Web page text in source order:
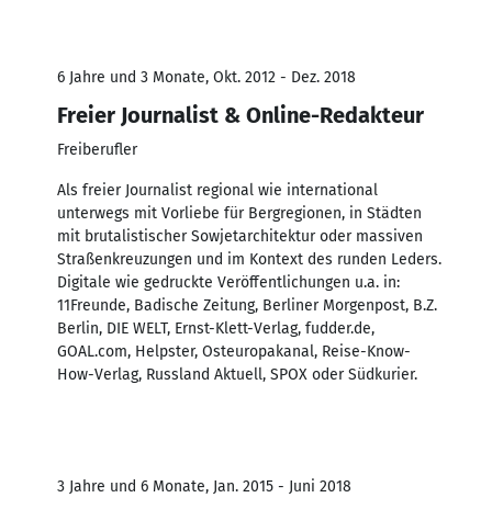
6 Jahre und 3 Monate, Okt. 2012 - Dez. 2018
Freier Journalist & Online-Redakteur
Freiberufler
Als freier Journalist regional wie international
unterwegs mit Vorliebe für Bergregionen, in Städten
mit brutalistischer Sowjetarchitektur oder massiven
Straßenkreuzungen und im Kontext des runden Leders.
Digitale wie gedruckte Veröffentlichungen u.a. in:
11Freunde, Badische Zeitung, Berliner Morgenpost, B.Z.
Berlin, DIE WELT, Ernst-Klett-Verlag, fudder.de,
GOAL.com, Helpster, Osteuropakanal, Reise-Know-
How-Verlag, Russland Aktuell, SPOX oder Südkurier.
3 Jahre und 6 Monate, Jan. 2015 - Juni 2018